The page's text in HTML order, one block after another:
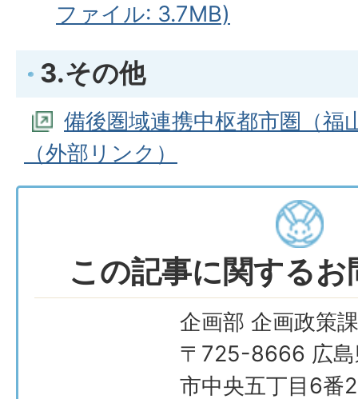
ファイル: 3.7MB)
3.その他
備後圏域連携中枢都市圏（福
（外部リンク）
この記事に関する
企画部 企画政策課
〒725-8666 広島
市中央五丁目6番